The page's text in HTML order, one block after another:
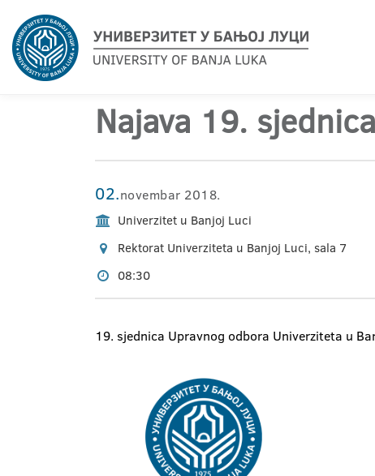
Najava 19.
02.novembar 2018.
Univerzitet u Banjoj Luci
Rektorat Univerziteta u Banjoj Luci, sala 7
08:30
19. sjednica Upravnog odbora Univerziteta u